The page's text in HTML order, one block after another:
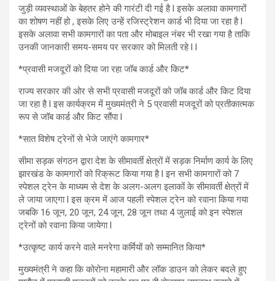
जुड़ी व्यवस्थाओं के बेहतर होने की गारंटी दी गई है l इसके अलावा कामगारों
का शोषण नहीं हो , इसके लिए उन्हें रजिस्ट्रेशन कार्ड भी दिया जा रहा है l
इसके अलावा सभी कामगारों का पता और मोबाइल नंबर भी रखा गया है ताकि
उनकी जानकारी समय-समय पर सरकार को मिलती रहे l l
*प्रवासी मजदूरों को दिया जा रहा जॉब कार्ड और किट*
राज्य सरकार की ओर से सभी प्रवासी मजदूरों को जॉब कार्ड और किट दिया
जा रहा है l इस कार्यक्रम में मुख्यमंत्री ने 5 प्रवासी मजदूरों को प्रतीकात्मक
रूप से जॉब कार्ड और किट सौंपा l
*सात विशेष ट्रेनों से भेजे जाएंगे कामगार*
सीमा सड़क संगठन द्वारा देश के सीमावर्ती क्षेत्रों में सड़क निर्माण कार्य के लिए
झारखंड के कामगारों को रिक्रूट किया गया है l इन सभी कामगारों को 7
स्पेशल ट्रेन के माध्यम से देश के अलग-अलग इलाकों के सीमावर्ती क्षेत्रों में
ले जाया जाएगा l इस क्रम में आज पहली स्पेशल ट्रेन को रवाना किया गया
जबकि 16 जून, 20 जून, 24 जून, 28 जून तथा 4 जुलाई को इन स्पेशल
ट्रेनों को रवाना किया जायेगा l
*उत्कृष्ट कार्य करने वाले मनरेगा कर्मियों को सम्मानित किया*
मुख्यमंत्री ने कहा कि कोरोना महामारी और लॉक डाउन को लेकर बदले हुए